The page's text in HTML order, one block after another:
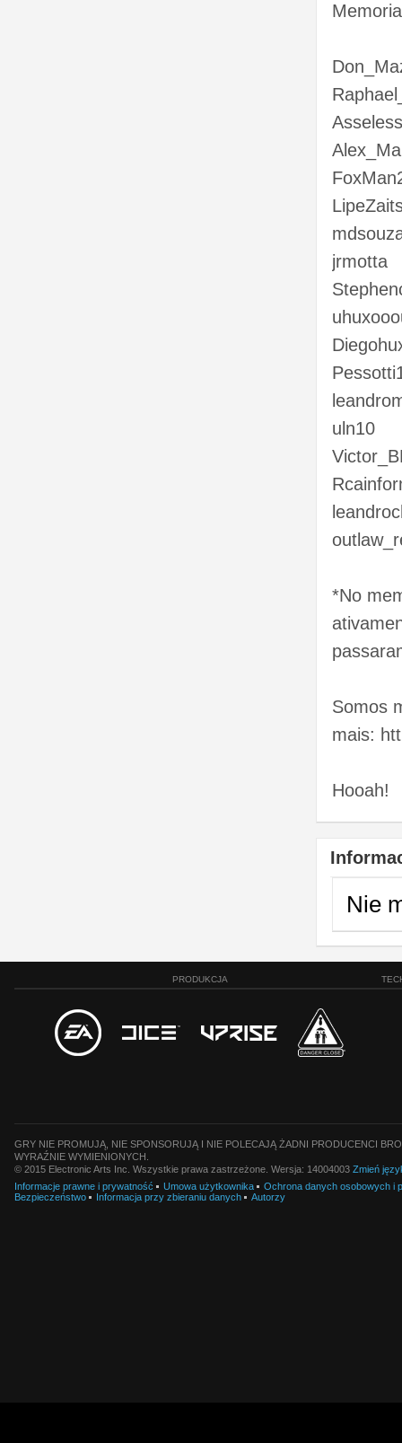
jrmotta
uln10
*No
Somos
mais:
Hooah!
Nie
PRODUKCJA
GRY NIE PROMUJĄ, NIE SPONSORUJĄ I NIE POLECAJĄ ŻADNI PRODUCENCI
WYRAŹNIE WYMIENIONYCH.
© 2015 Electronic Arts Inc. Wszystkie prawa zastrzeżone. Wersja: 14004003 Zmień
Informacje prawne i prywatność
Umowa użytkownika
Ochrona danych osobowych i
Bezpieczeństwo
Informacja przy zbieraniu danych Autorzy